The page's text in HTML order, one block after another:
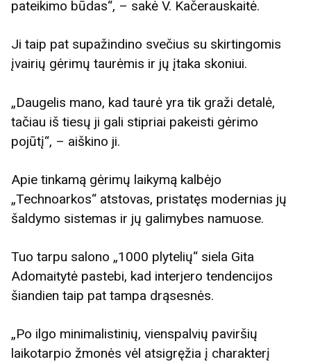
pateikimo būdas“, – sakė V. Kačerauskaitė.
Ji taip pat supažindino svečius su skirtingomis
įvairių gėrimų taurėmis ir jų įtaka skoniui.
„Daugelis mano, kad taurė yra tik graži detalė,
tačiau iš tiesų ji gali stipriai pakeisti gėrimo
pojūtį“, – aiškino ji.
Apie tinkamą gėrimų laikymą kalbėjo
„Technoarkos“ atstovas, pristatęs modernias jų
šaldymo sistemas ir jų galimybes namuose.
Tuo tarpu salono „1000 plytelių“ siela Gita
Adomaitytė pastebi, kad interjero tendencijos
šiandien taip pat tampa drąsesnės.
„Po ilgo minimalistinių, vienspalvių paviršių
laikotarpio žmonės vėl atsigręžia į charakterį